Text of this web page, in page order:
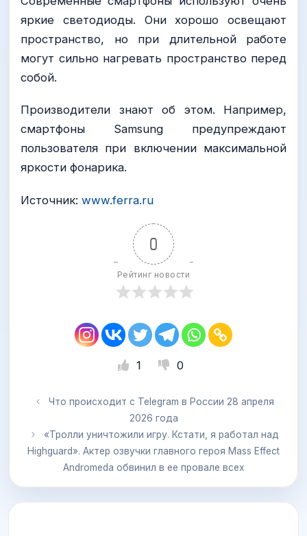
яркие светодиоды. Они хорошо освещают
пространство, но при длительной работе
могут сильно нагревать пространство перед
собой.
Производители знают об этом. Например,
смартфоны Samsung предупреждают
пользователя при включении максимальной
яркости фонарика.
Источник: www.ferra.ru
0
Рейтинг новости
1 0
Что происходит с Telegram в России 28 апреля
2026 года
«Тролли уничтожили игру. Кстати, я работал над
Highguard». Актер озвучки главного героя Mass Effect
Andromeda обвинил в ее провале всех